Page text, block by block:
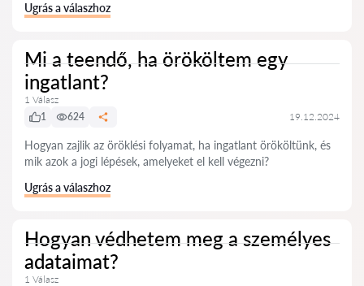
Ugrás a válaszhoz
Mi a teendő, ha örököltem egy
ingatlant?
1 Válasz
1
624 19.12.2024
Hogyan zajlik az öröklési folyamat, ha ingatlant örököltünk, és
mik azok a jogi lépések, amelyeket el kell végezni?
Ugrás a válaszhoz
Hogyan védhetem meg a személyes
adataimat?
1 Válasz